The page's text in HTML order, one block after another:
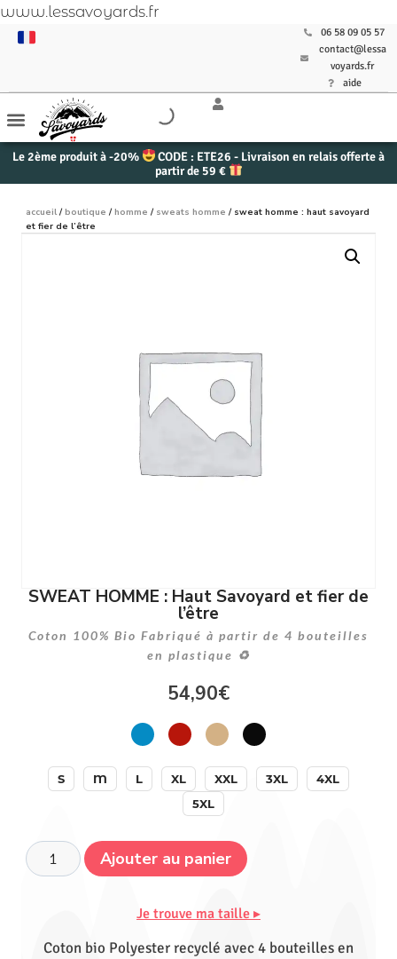
www.lessavoyards.fr
06 58 09 05 57
contact@lessa
voyards.fr
aide
Le 2ème produit à -20%
CODE : ETE26 - Livraison en relais offerte à
partir de 59 €
accueil / boutique / homme / sweats homme / sweat homme : haut savoyard
et fier de l’être
SWEAT HOMME : Haut Savoyard et fier de
l’être
Coton 100% Bio Fabriqué à partir de 4 bouteilles
en plastique ♻
54,90€
S M L XL XXL 3XL
4XL
5XL
Ajouter au panier
Je trouve ma taille ▸
Coton bio Polyester recyclé avec 4 bouteilles en